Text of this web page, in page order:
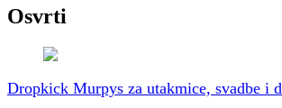
Osvrti
Dropkick Murpys za utakmice, svadbe i